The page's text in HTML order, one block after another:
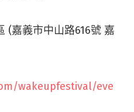
(嘉義市中山路616號 嘉
wakeupfestival/eve